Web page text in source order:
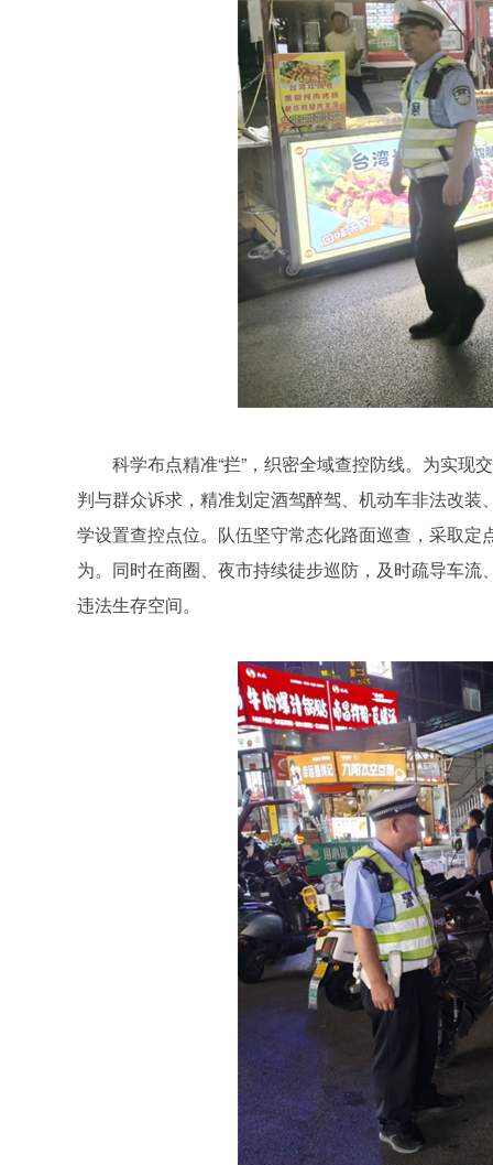
科学布点精准“拦”，织密全域查控防线。为实
判与群众诉求，精准划定酒驾醉驾、机动车非法改
学设置查控点位。队伍坚守常态化路面巡查，采取
为。同时在商圈、夜市持续徒步巡防，及时疏导车
违法生存空间。